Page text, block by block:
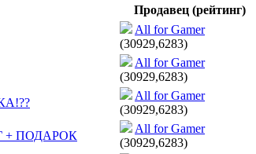
Продавец (рейтинг)
All for Gamer
(30929,6283)
All for Gamer
(30929,6283)
All for Gamer
(30929,6283)
+ ПОДАРОК
All for Gamer
(30929,6283)